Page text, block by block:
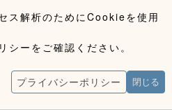
ス解析のためにCookieを使用
シーをご確認ください。
プライバシーポリシー 閉じる